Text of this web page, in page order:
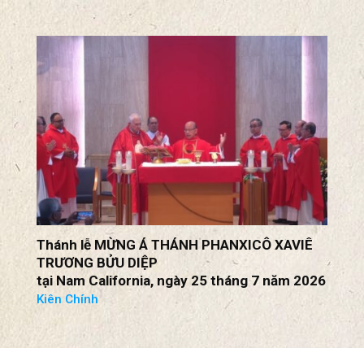
Thánh lễ MỪNG Á THÁNH PHANXICÔ XAVIÊ
TRƯƠNG BỬU DIỆP
tại Nam California, ngày 25 tháng 7 năm 2026
Kiên Chính